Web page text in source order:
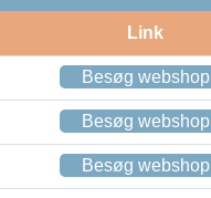
Link
Besøg webshop
Besøg webshop
Besøg webshop